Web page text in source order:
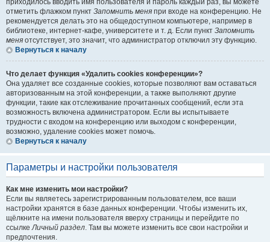
приходилось вводить имя пользователя и пароль каждый раз, вы можете
отметить флажком пункт Запомнить меня при входе на конференцию. Не
рекомендуется делать это на общедоступном компьютере, например в
библиотеке, интернет-кафе, университете и т. д. Если пункт Запомнить
меня отсутствует, это значит, что администратор отключил эту функцию.
Вернуться к началу
Что делает функция «Удалить cookies конференции»?
Она удаляет все созданные cookies, которые позволяют вам оставаться
авторизованным на этой конференции, а также выполняют другие
функции, такие как отслеживание прочитанных сообщений, если эта
возможность включена администратором. Если вы испытываете
трудности с входом на конференцию или выходом с конференции,
возможно, удаление cookies может помочь.
Вернуться к началу
Параметры и настройки пользователя
Как мне изменить мои настройки?
Если вы являетесь зарегистрированным пользователем, все ваши
настройки хранятся в базе данных конференции. Чтобы изменить их,
щёлкните на имени пользователя вверху страницы и перейдите по
ссылкеЛичный раздел. Там вы можете изменить все свои настройки и
предпочтения.